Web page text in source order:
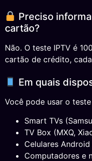
Preciso
cartão?
Não. O teste IPTV é
cartão de crédito,
Em quais
Você pode usar o teste
Smart TVs
TV Box (MXQ,
Celulares Android
Computadores e